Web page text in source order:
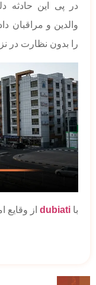
در پی این حادثه
والدین و مراقبان
را بدون نظارت در
با dubiati از وقایع